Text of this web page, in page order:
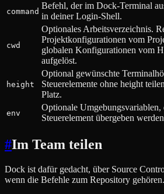
command
Befehl, der im Dock-Terminal
in deiner Login-Shell.
cwd
Optionales Arbeitsverzeichnis.
Projektkonfigurationen vom
globalen Konfigurationen vom
aufgelöst.
height
Optional gewünschte
Steuerelemente ohne height
Platz.
env
Optionale Umgebungsvariablen,
Steuerelement übergeben
#Im Team teilen
Dock ist dafür gedacht, über Source
wenn die Befehle zum Repository gehören.